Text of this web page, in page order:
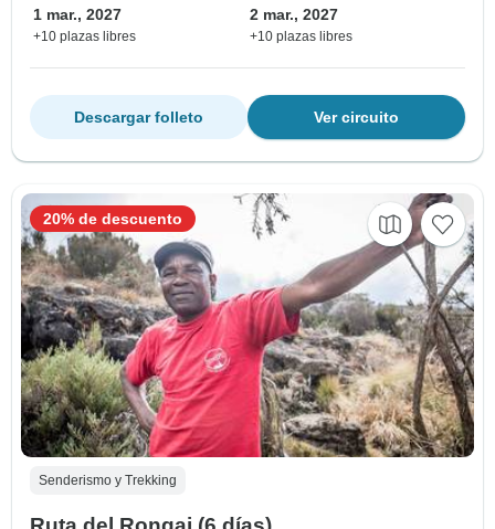
1 mar., 2027
+10 plazas libres
2 mar., 2027
+10 plazas libres
Ver circuito
Descargar folleto
Senderismo y Trekking
20% de descuento